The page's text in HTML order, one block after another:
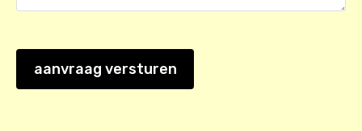
aanvraag versturen